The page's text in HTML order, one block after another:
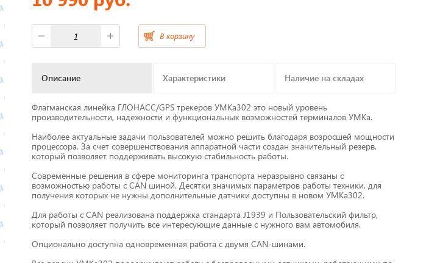
Короба для тахографов
Картридеры для смарт-карт
Пломбировочные материалы
Перчатки / Инструмент / Герметик
Хомуты пластиковые
Весь каталог
В корзину
Описание Характеристики Наличие на складах
Флагманская линейка ГЛОНАСС/GPS трекеров УМКа302 это новый уровень
производительности, надежности и функциональных возможностей терминалов УМКа.
Наиболее актуальные задачи пользователей можно решить благодаря возросшей мощности
процессора. За счет совершенствования аппаратной части создан значительный резерв,
который позволяет поддерживать высокую стабильность работы.
Современные решения в сфере мониторинга транспорта неразрывно связаны с
возможностью работы с CAN шиной. Десятки значимых параметров работы техники, для
получения которых не нужны дополнительные датчики доступны в новом УМКа302.
Для работы с CAN реализована поддержка стандарта J1939 и Пользовательский фильтр,
который позволяет получить все интересующие данные с нужного вам автомобиля.
Опционально доступна одновременная работа с двумя CAN-шинами.